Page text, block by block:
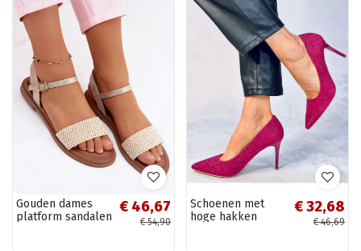
Gouden dames
platform sandalen
€ 46,67
€ 54,90
Schoenen met
hoge hakken
€ 32,68
€ 46,69